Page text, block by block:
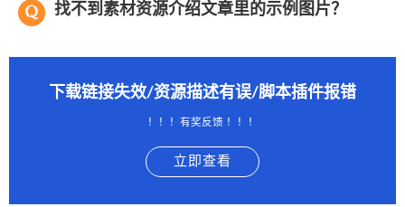
找不到素材资源介绍文章里的示例图片？
下载链接失效/资源描述有误/脚本插件报错
！！！有奖反馈 ！！！
立即查看